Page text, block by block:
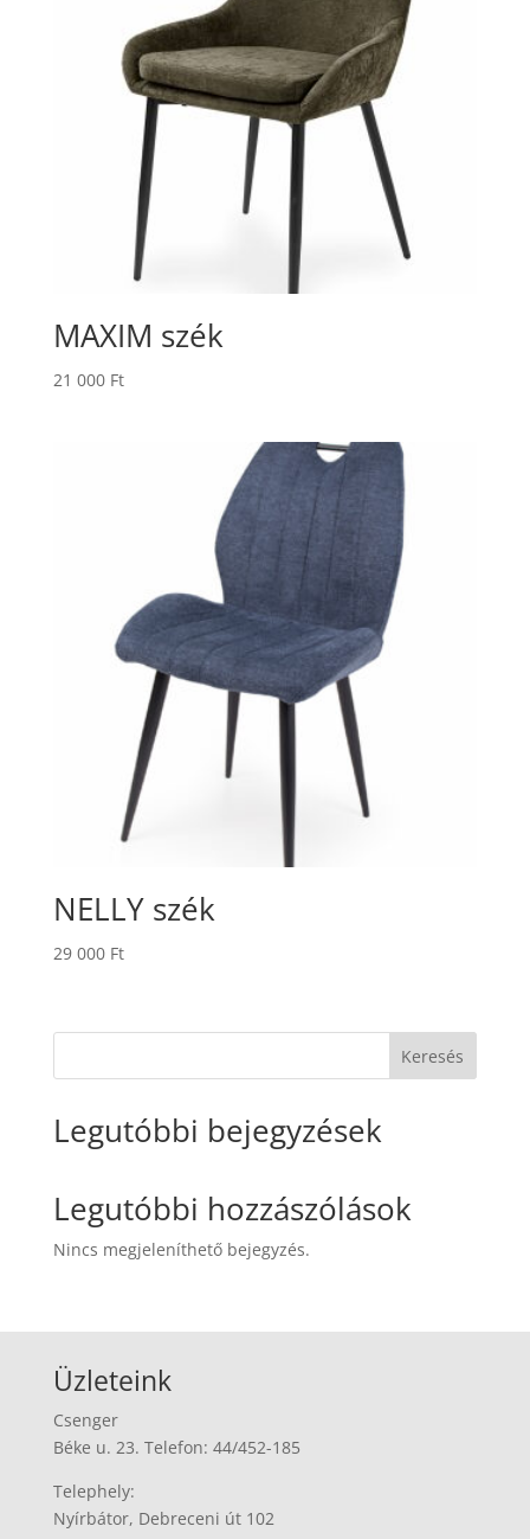
MAXIM szék
21 000 Ft
NELLY szék
29 000 Ft
Keresés
Legutóbbi bejegyzések
Legutóbbi hozzászólások
Nincs megjeleníthető bejegyzés.
Üzleteink
Csenger
Béke u. 23. Telefon: 44/452-185
Telephely:
Nyírbátor, Debreceni út 102